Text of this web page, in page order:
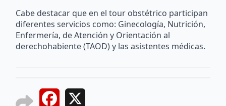
Cabe destacar que en el tour obstétrico participan
diferentes servicios como: Ginecología, Nutrición,
Enfermería, de Atención y Orientación al
derechohabiente (TAOD) y las asistentes médicas.
Facebook